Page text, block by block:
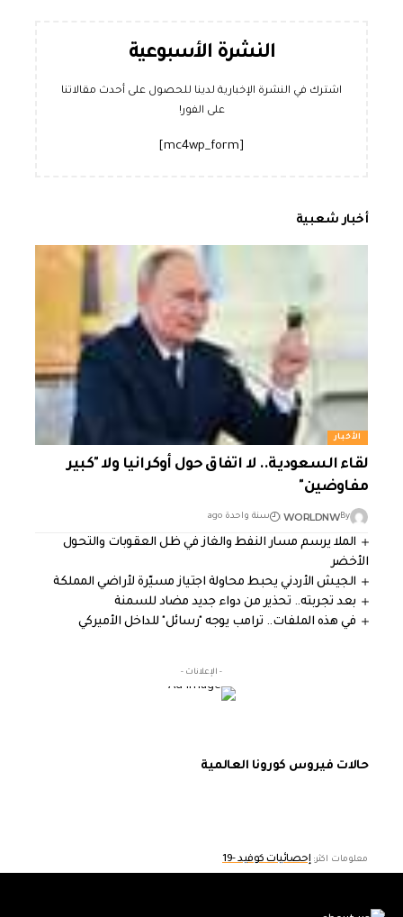
النشرة الأسبوعية
اشترك في النشرة الإخبارية لدينا للحصول على أحدث مقالاتنا
على الفور!
أخبار شعبية
الأخبار
لقاء السعودية.. لا اتفاق حول أوكرانيا ولا "كبير
مفاوضين"
By
WORLDNW سنة واحدة ago
الملا يرسم مسار النفط والغاز في ظل العقوبات والتحول
الأخضر
الجيش الأردني يحبط محاولة اجتياز مسيّرة لأراضي المملكة
بعد تجربته.. تحذير من دواء جديد مضاد للسمنة
في هذه الملفات.. ترامب يوجه "رسائل" للداخل الأميركي
- الإعلانات -
حالات فيروس كورونا العالمية
معلومات اكثر: إحصائيات كوفيد -19